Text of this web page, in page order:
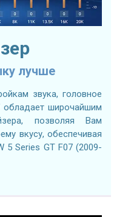
лучше
звука, головное
обладает широчайшим
позволяя Вам
вкусу, обеспечивая
5 Series GT F07 (2009-